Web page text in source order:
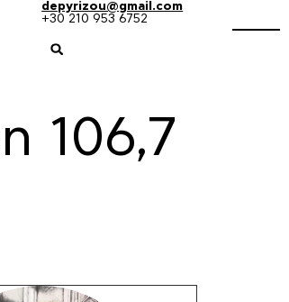
depyrizou@gmail.com
+30 210 953 6752
106,7